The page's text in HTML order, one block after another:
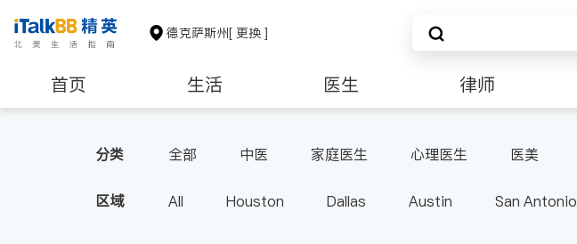
德克萨斯州[ 更换 ]
首页 生活 医生 律师
分类 全部 中医 家庭医生 心理医生 医美
内分泌科
骨科
区域 All Houston Dallas Austin San Antonio